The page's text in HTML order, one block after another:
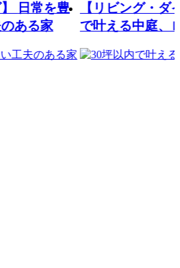
【リビング・ダイニング】
で叶える中庭、ロフトのあ